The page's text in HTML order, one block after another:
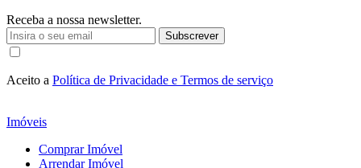
Receba a nossa newsletter.
Subscrever
Aceito a Política de Privacidade e Termos de serviço
Imóveis
Comprar Imóvel
Arrendar Imóvel